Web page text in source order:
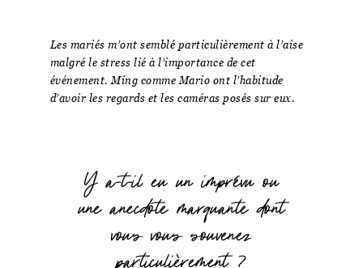
Les mariés m’ont semblé particulièrement à l’aise
malgré le stress lié à l’importance de cet
événement. Ming comme Mario ont l’habitude
d’avoir les regards et les caméras posés sur eux.
Y a-t-il eu un imprévu ou
une anecdote marquante dont
vous vous souvenez